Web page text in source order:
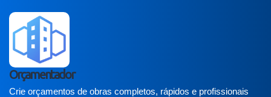
Orçamentador
Crie orçamentos de obras completos, rápidos e profissionais